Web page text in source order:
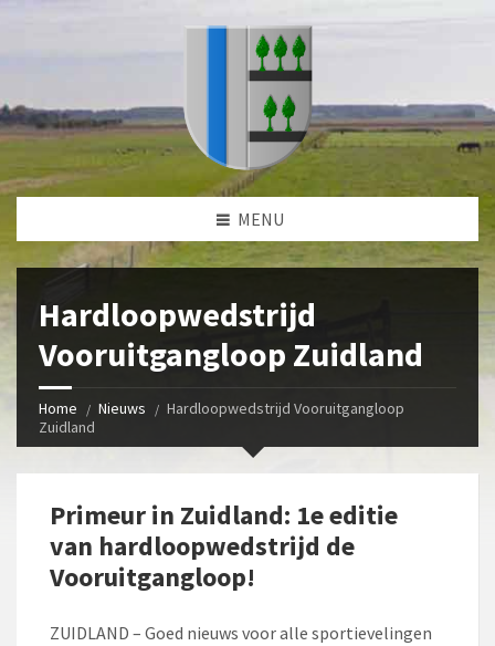
MENU
Hardloopwedstrijd
Vooruitgangloop Zuidland
Home Nieuws
Hardloopwedstrijd Vooruitgangloop
Zuidland
Primeur in Zuidland: 1e editie
van hardloopwedstrijd de
Vooruitgangloop!
ZUIDLAND – Goed nieuws voor alle sportievelingen